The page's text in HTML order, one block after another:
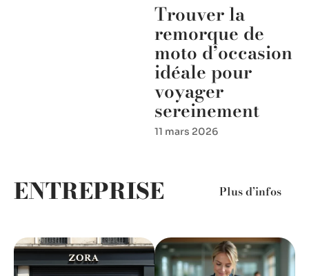
Trouver la
remorque de
moto d’occasion
idéale pour
voyager
sereinement
11 mars 2026
ENTREPRISE Plus d’infos